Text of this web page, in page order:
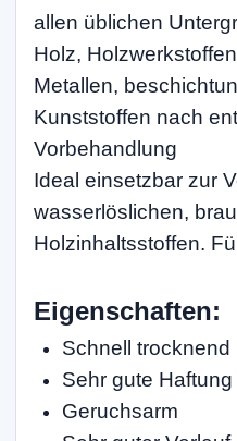
allen üblichen
Holz,
Metallen,
Kunststoffen nach
Vorbehandlung
Ideal einsetzbar zur
wasserlöslichen,
Holzinhaltsstoffen.
Eigenschaften:
Schnell trocknend
Sehr gute Haftung
Geruchsarm